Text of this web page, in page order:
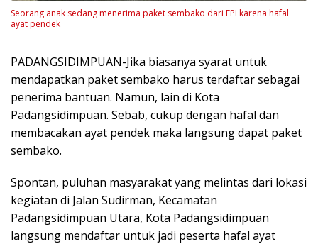
Seorang anak sedang menerima paket sembako dari FPI karena hafal
ayat pendek
PADANGSIDIMPUAN-Jika biasanya syarat untuk
mendapatkan paket sembako harus terdaftar sebagai
penerima bantuan. Namun, lain di Kota
Padangsidimpuan. Sebab, cukup dengan hafal dan
membacakan ayat pendek maka langsung dapat paket
sembako.
Spontan, puluhan masyarakat yang melintas dari lokasi
kegiatan di Jalan Sudirman, Kecamatan
Padangsidimpuan Utara, Kota Padangsidimpuan
langsung mendaftar untuk jadi peserta hafal ayat